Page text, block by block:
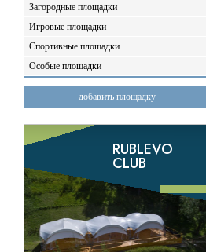
Загородные площадки
Игровые площадки
Спортивные площадки
Особые площадки
добавить площадку